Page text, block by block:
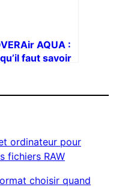
AQUA :
faut savoir
choisir quand